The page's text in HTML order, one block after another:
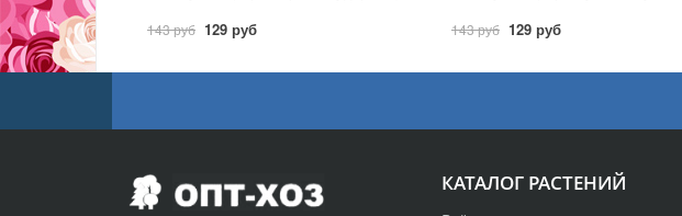
143 руб 129 руб 143 руб 129 руб
КАТАЛОГ РАСТЕНИЙ